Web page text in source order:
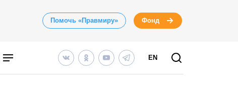
Помочь «Правмиру» Фонд
EN